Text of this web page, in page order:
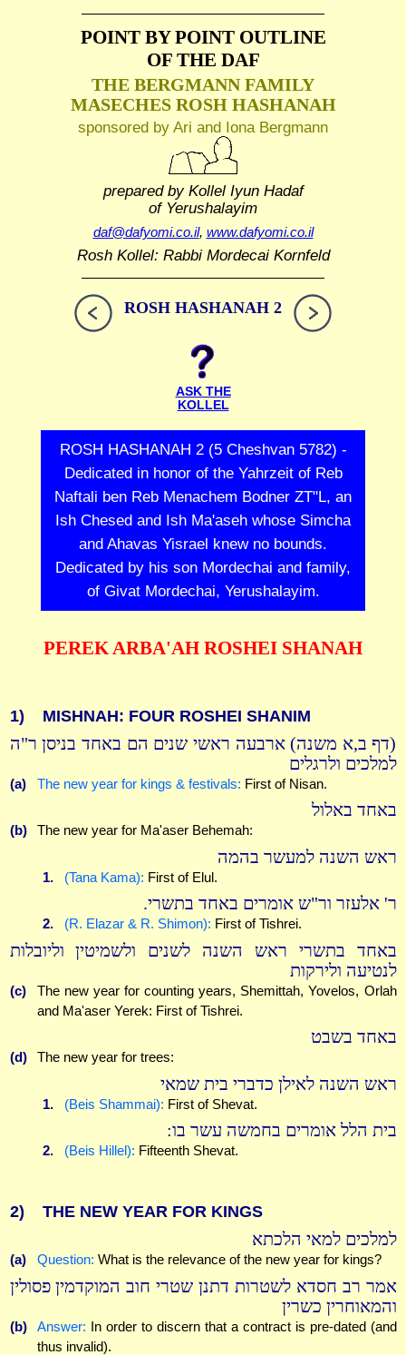
POINT BY POINT OUTLINE
OF THE DAF
THE BERGMANN FAMILY
MASECHES ROSH HASHANAH
sponsored by Ari and Iona Bergmann
prepared by Kollel Iyun Hadaf
of Yerushalayim
daf@dafyomi.co.il, www.dafyomi.co.il
Rosh Kollel: Rabbi Mordecai Kornfeld
ROSH HASHANAH 2
ASK THE
KOLLEL
ROSH HASHANAH 2 (5 Cheshvan 5782) -
Dedicated in honor of the Yahrzeit of Reb
Naftali ben Reb Menachem Bodner ZT"L, an
Ish Chesed and Ish Ma'aseh whose Simcha
and Ahavas Yisrael knew no bounds.
Dedicated by his son Mordechai and family,
of Givat Mordechai, Yerushalayim.
PEREK ARBA'AH ROSHEI SHANAH
1) MISHNAH: FOUR ROSHEI SHANIM
(דף ב,א משנה) ארבעה ראשי שנים הם באחד בניסן ר"ה
למלכים ולרגלים
(a) The new year for kings & festivals: First of Nisan.
באחד באלול
(b) The new year for Ma'aser Behemah:
ראש השנה למעשר בהמה
1. (Tana Kama): First of Elul.
ר' אלעזר ור"ש אומרים באחד בתשרי.
2. (R. Elazar & R. Shimon): First of Tishrei.
באחד בתשרי ראש השנה לשנים ולשמיטין וליובלות
לנטיעה ולירקות
(c)
The new year for counting years, Shemittah, Yovelos, Orlah
and Ma'aser Yerek: First of Tishrei.
באחד בשבט
(d) The new year for trees:
ראש השנה לאילן כדברי בית שמאי
1. (Beis Shammai): First of Shevat.
בית הלל אומרים בחמשה עשר בו:
2. (Beis Hillel): Fifteenth Shevat.
2) THE NEW YEAR FOR KINGS
למלכים למאי הלכתא
(a) Question: What is the relevance of the new year for kings?
אמר רב חסדא לשטרות דתנן שטרי חוב המוקדמין פסולין
והמאוחרין כשרין
(b) Answer: In order to discern that a contract is pre-dated (and
thus invalid).